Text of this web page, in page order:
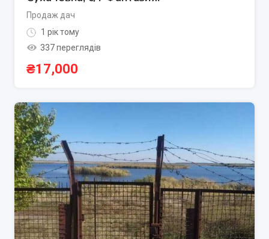
Продаж дач
1 рік тому
337 переглядів
₴17,000